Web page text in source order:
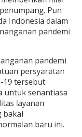
Pun
Indonesia dalam
pandemi
pandemi
persyaratan
19 tersebut
untuk senantiasa
layanan
bakal
baru ini.